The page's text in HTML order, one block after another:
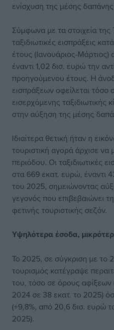
ενίσχυση της μέσης δαπάνης
Σύμφωνα με τα στοιχεία
ταξιδιωτικές εισπράξεις
έτους (Ιανουάριος-
έναντι 1,02 δισ. ευρώ την
προηγούμενου έτους. Η
εισπράξεων οφείλεται τόσο
εισερχόμενης ταξιδιωτικής
στην αύξηση της μέσης
Ιδιαίτερα θετική ήταν η
τουριστική αγορά άρχισε να
περιόδου. Οι ταξιδιωτικές
στα 669 εκατ. ευρώ, έναντι
του 2025, σημειώνοντας
γεγονός που επιβεβαιώνει
φετινής τουριστικής σεζόν.
Υψηλότερα έσοδα,
Το 2025, σε σύγκριση με το
τουρισμός κατέγραψε
του, τόσο σε όρους αφίξεων
2024 σε 38 εκατ. το 2025)
(+9,8%, από 20,6 δισ. ευρώ
2025).